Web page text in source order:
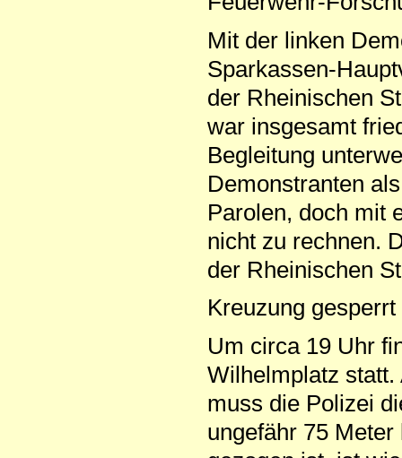
Mit der linken
Sparkassen-
der Rheinischen
war insgesamt
Begleitung
Demonstranten
Parolen, doch mit
nicht zu rechnen.
der Rheinischen
Kreuzung gesperrt
Um circa 19 Uhr
Wilhelmplatz
muss die Polizei
ungefähr 75